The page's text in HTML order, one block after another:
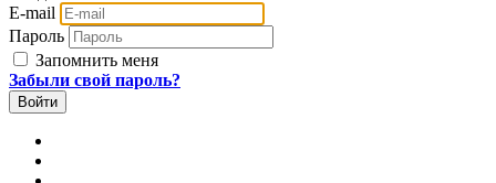
E-mail
Пароль
Запомнить меня
Забыли свой пароль?